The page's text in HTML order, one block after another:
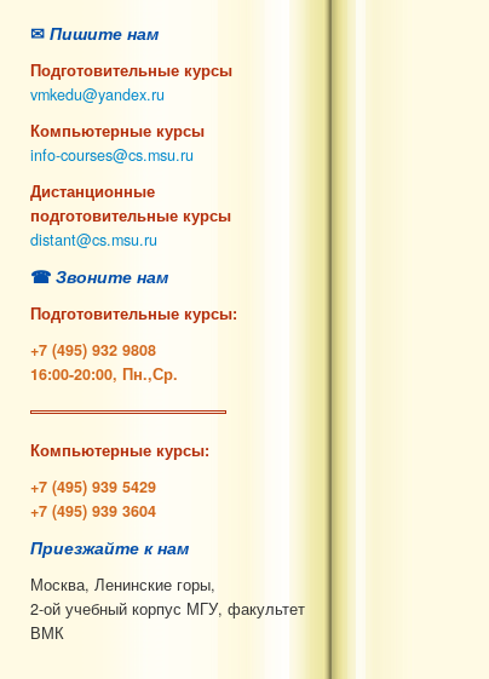
✉ Пишите нам
Подготовительные курсы
vmkedu@yandex.ru
Компьютерные курсы
info-courses@cs.msu.ru
Дистанционные
подготовительные курсы
distant@cs.msu.ru
☎ Звоните нам
Подготовительные курсы:
+7 (495) 932 9808
16:00-20:00, Пн.,Ср.
Компьютерные курсы:
+7 (495) 939 5429
+7 (495) 939 3604
Приезжайте к нам
Москва, Ленинские горы,
2-ой учебный корпус МГУ, факультет
ВМК